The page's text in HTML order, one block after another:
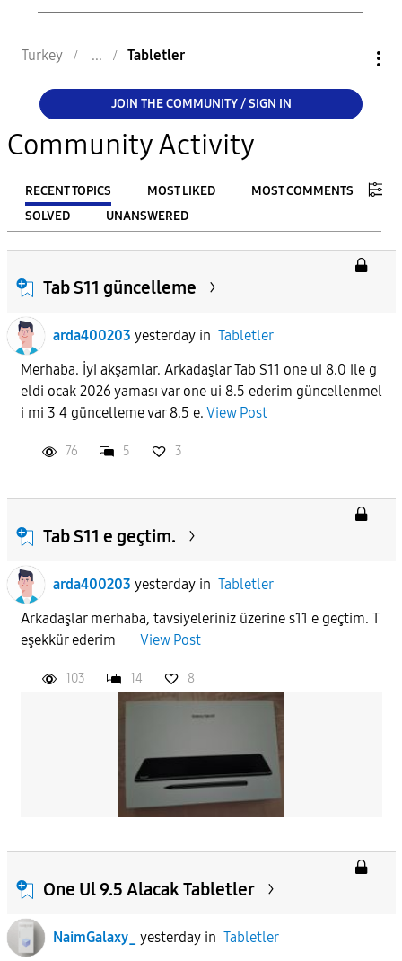
Turkey Tabletler
JOIN THE COMMUNITY / SIGN IN
Community Activity
RECENT TOPICS MOST LIKED
MOST COMMENTS
SOLVED
UNANSWERED
FILTER:
From
To
APPLY
Tab S11 güncelleme
arda400203 yesterdayin Tabletler
Merhaba. İyi akşamlar. Arkadaşlar Tab S11 one ui 8.0 ile g
eldi ocak 2026 yaması var one ui 8.5 ederim güncellenmel
i mi 3 4 güncelleme var 8.5 e. View Post
76 5 3
Tab S11 e geçtim.
arda400203 yesterdayin Tabletler
Arkadaşlar merhaba, tavsiyeleriniz üzerine s11 e geçtim. T
eşekkür ederim View Post
103 14 8
One Ul 9.5 Alacak Tabletler
NaimGalaxy_ yesterdayin Tabletler